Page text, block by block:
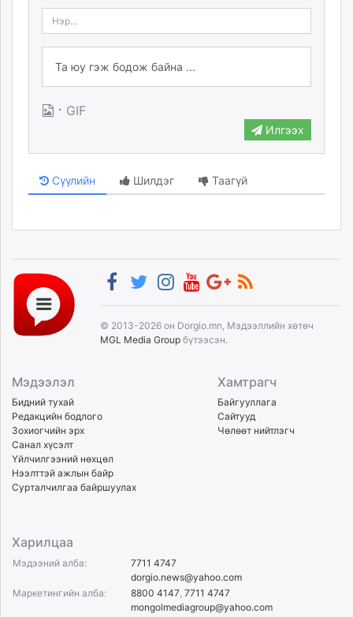
· GIF
Илгээх
Сүүлийн Шилдэг Таагүй
© 2013-2026 он Dorgio.mn, Мэдээллийн хөтөч
MGL Media Group бүтээсэн.
Мэдээлэл
Бидний тухай
Редакцийн бодлого
Зохиогчийн эрх
Санал хүсэлт
Үйлчилгээний нөхцөл
Нээлттэй ажлын байр
Сурталчилгаа байршуулах
Хамтрагч
Байгууллага
Сайтууд
Чөлөөт нийтлэгч
Харилцаа
Мэдээний алба:
7711 4747
dorgio.news@yahoo.com
Маркетингийн алба:
8800 4147 7711 4747
mongolmediagroup@yahoo.com